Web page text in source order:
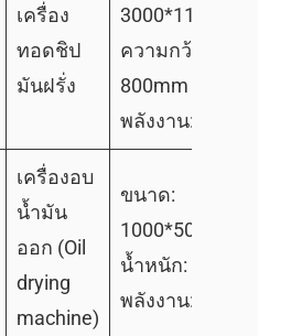
เครื่อง
ทอดชิป
มันฝรั่ง
ความกว้างสายพาน:
800mm
พลังงาน: 60kW
เครื่องอบ
น้ำมัน
ออก (Oil
drying
machine)
ขนาด:
1000*500*700 มม.
น้ำหนัก: 200kg
พลังงาน: 1.5kW